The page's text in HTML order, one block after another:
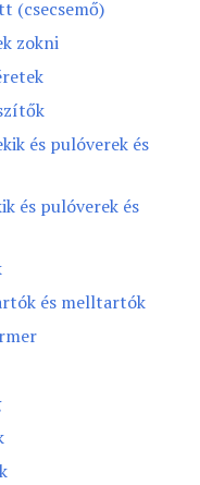
(csecsemő)
zokni
és pulóverek és
és pulóverek és
és melltartók